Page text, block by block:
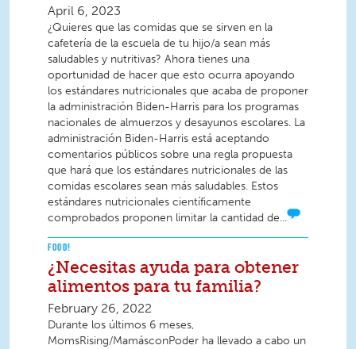
April 6, 2023
¿Quieres que las comidas que se sirven en la
cafetería de la escuela de tu hijo/a sean más
saludables y nutritivas? Ahora tienes una
oportunidad de hacer que esto ocurra apoyando
los estándares nutricionales que acaba de proponer
la administración Biden-Harris para los programas
nacionales de almuerzos y desayunos escolares. La
administración Biden-Harris está aceptando
comentarios públicos sobre una regla propuesta
que hará que los estándares nutricionales de las
comidas escolares sean más saludables. Estos
estándares nutricionales científicamente
comprobados proponen limitar la cantidad de...
FOOD!
¿Necesitas ayuda para obtener
alimentos para tu familia?
February 26, 2022
Durante los últimos 6 meses,
MomsRising/MamásconPoder ha llevado a cabo un